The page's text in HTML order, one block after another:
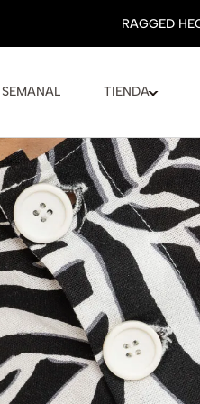
TIENDA